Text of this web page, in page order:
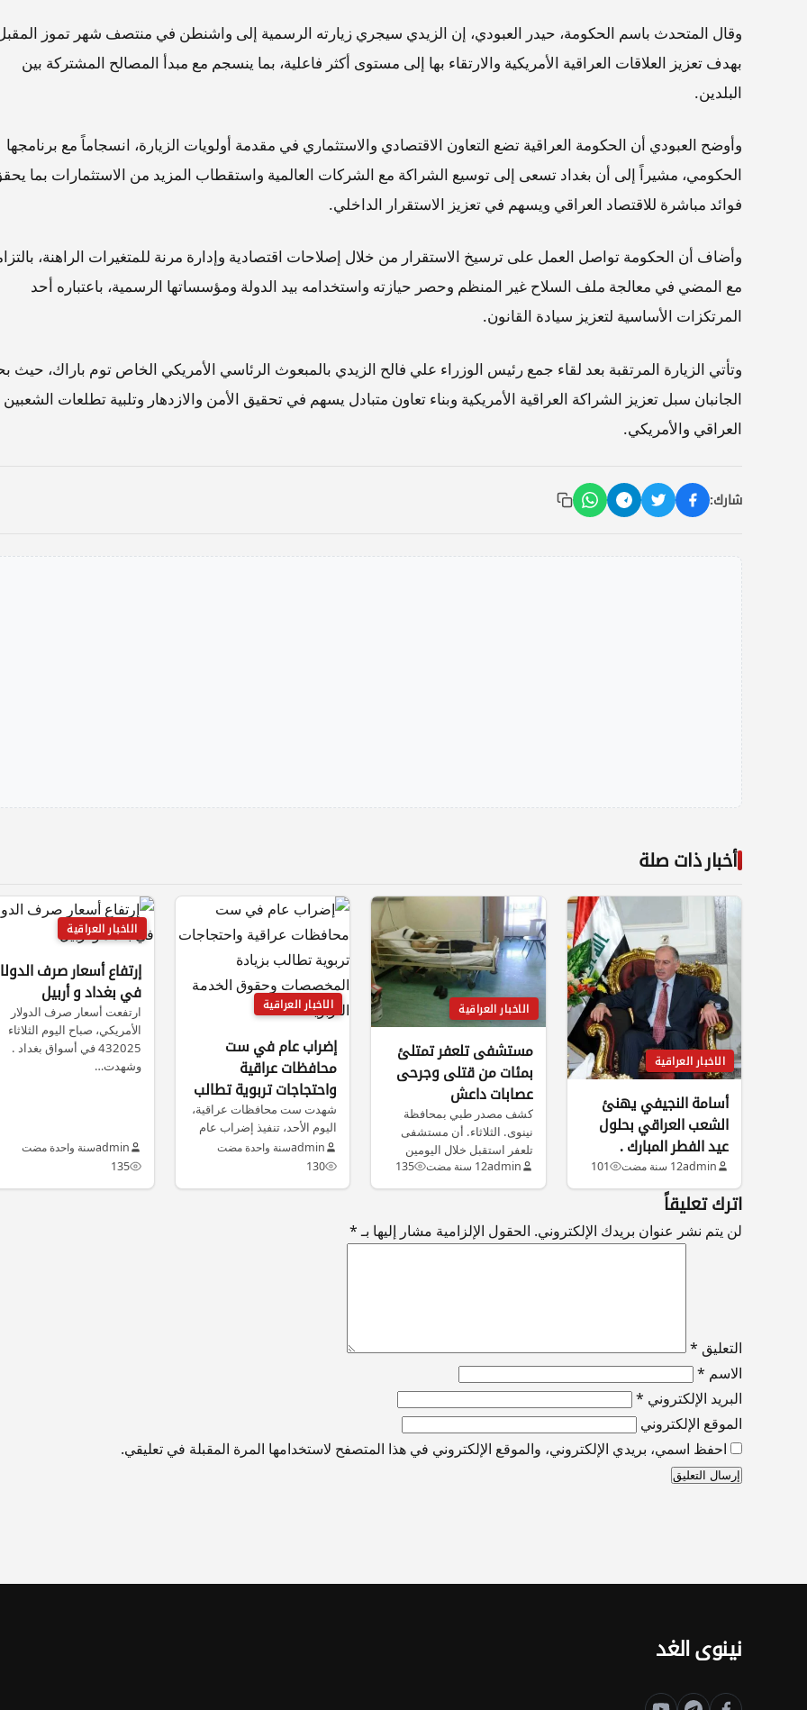
وقال المتحدث باسم الحكومة، حيدر العبودي، إن الزيدي سيجري زيارته الرسمية إلى واشنطن في منتصف شهر تموز
بهدف تعزيز العلاقات العراقية الأمريكية والارتقاء بها إلى مستوى أكثر فاعلية، بما ينسجم مع مبدأ المصالح المشتركة بين
البلدين.
وأوضح العبودي أن الحكومة العراقية تضع التعاون الاقتصادي والاستثماري في مقدمة أولويات الزيارة، انسجاماً مع برنامجها
الحكومي، مشيراً إلى أن بغداد تسعى إلى توسيع الشراكة مع الشركات العالمية واستقطاب المزيد من الاستثمارات بما
فوائد مباشرة للاقتصاد العراقي ويسهم في تعزيز الاستقرار الداخلي.
وأضاف أن الحكومة تواصل العمل على ترسيخ الاستقرار من خلال إصلاحات اقتصادية وإدارة مرنة للمتغيرات الراهنة،
مع المضي في معالجة ملف السلاح غير المنظم وحصر حيازته واستخدامه بيد الدولة ومؤسساتها الرسمية، باعتباره أحد
المرتكزات الأساسية لتعزيز سيادة القانون.
وتأتي الزيارة المرتقبة بعد لقاء جمع رئيس الوزراء علي فالح الزيدي بالمبعوث الرئاسي الأمريكي الخاص توم باراك، حيث
الجانبان سبل تعزيز الشراكة العراقية الأمريكية وبناء تعاون متبادل يسهم في تحقيق الأمن والازدهار وتلبية تطلعات الشعبين
العراقي والأمريكي.
شارك:
أخبار ذات صلة
الاخبار العراقية
أسامة النجيفي يهنئ
الشعب العراقي بحلول
عيد الفطر المبارك .
admin12 سنة مضت 101
الاخبار العراقية
مستشفى تلعفر تمتلئ
بمئات من قتلى وجرحى
عصابات داعش
كشف مصدر طبي بمحافظة
نينوى. الثلاثاء. أن مستشفى
تلعفر استقبل خلال اليومين
الماضيين مئات…
admin12 سنة مضت 135
الاخبار العراقية
إضراب عام في ست
محافظات عراقية
واحتجاجات تربوية تطالب
بزيادة المخصصات
وحقوق الخدمة التربوية
شهدت ست محافظات عراقية،
اليوم الأحد، تنفيذ إضراب عام
شامل عن الدوام الرسمي
من…
adminسنة واحدة مضت
130
الاخبار العراقية
إرتفاع أسعار صرف
في بغداد و أربيل
ارتفعت أسعار صرف الدولار
الأمريكي، صباح اليوم الثلاثاء
432025 في أسواق بغداد .
وشهدت…
adminسنة واحدة مضت
135
اترك تعليقاً
لن يتم نشر عنوان بريدك الإلكتروني. الحقول الإلزامية مشار إليها بـ*
التعليق *
الاسم *
البريد الإلكتروني *
الموقع الإلكتروني
احفظ اسمي، بريدي الإلكتروني، والموقع الإلكتروني في هذا المتصفح لاستخدامها المرة المقبلة في تعليقي.
نينوى الغد